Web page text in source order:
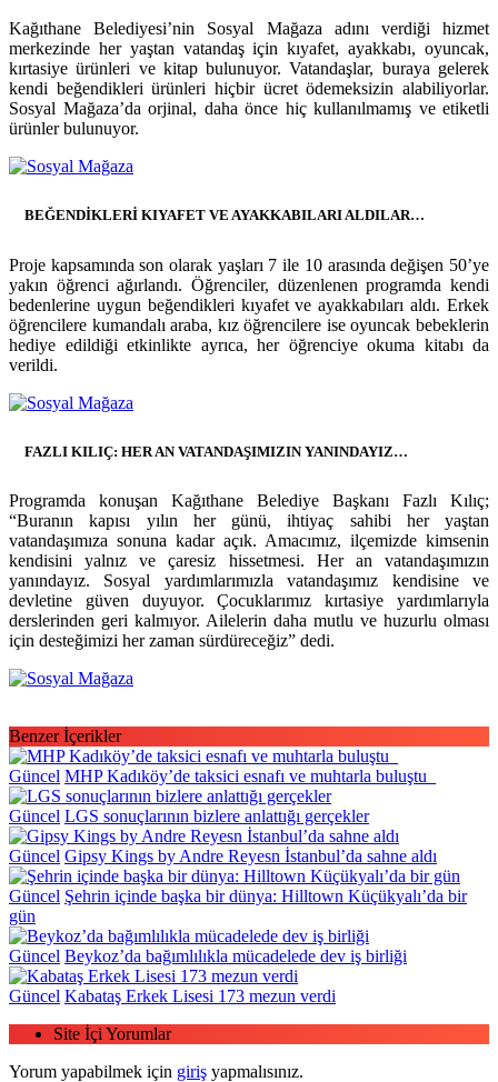
Kağıthane Belediyesi’nin Sosyal Mağaza adını verdiği hizmet
merkezinde her yaştan vatandaş için kıyafet, ayakkabı, oyuncak,
kırtasiye ürünleri ve kitap bulunuyor. Vatandaşlar, buraya gelerek
kendi beğendikleri ürünleri hiçbir ücret ödemeksizin alabiliyorlar.
Sosyal Mağaza’da orjinal, daha önce hiç kullanılmamış ve etiketli
ürünler bulunuyor.
BEĞENDİKLERİ KIYAFET VE AYAKKABILARI ALDILAR…
Proje kapsamında son olarak yaşları 7 ile 10 arasında değişen 50’ye
yakın öğrenci ağırlandı. Öğrenciler, düzenlenen programda kendi
bedenlerine uygun beğendikleri kıyafet ve ayakkabıları aldı. Erkek
öğrencilere kumandalı araba, kız öğrencilere ise oyuncak bebeklerin
hediye edildiği etkinlikte ayrıca, her öğrenciye okuma kitabı da
verildi.
FAZLI KILIÇ: HER AN VATANDAŞIMIZIN YANINDAYIZ…
Programda konuşan Kağıthane Belediye Başkanı Fazlı Kılıç;
“Buranın kapısı yılın her günü, ihtiyaç sahibi her yaştan
vatandaşımıza sonuna kadar açık. Amacımız, ilçemizde kimsenin
kendisini yalnız ve çaresiz hissetmesi. Her an vatandaşımızın
yanındayız. Sosyal yardımlarımızla vatandaşımız kendisine ve
devletine güven duyuyor. Çocuklarımız kırtasiye yardımlarıyla
derslerinden geri kalmıyor. Ailelerin daha mutlu ve huzurlu olması
için desteğimizi her zaman sürdüreceğiz” dedi.
Benzer İçerikler
Güncel MHP Kadıköy’de taksici esnafı ve muhtarla buluştu
Güncel LGS sonuçlarının bizlere anlattığı gerçekler
Güncel Gipsy Kings by Andre Reyesn İstanbul’da sahne aldı
Güncel Şehrin içinde başka bir dünya: Hilltown Küçükyalı’da bir
gün
Güncel Beykoz’da bağımlılıkla mücadelede dev iş birliği
Güncel Kabataş Erkek Lisesi 173 mezun verdi
Site İçi Yorumlar
Yorum yapabilmek için giriş yapmalısınız.